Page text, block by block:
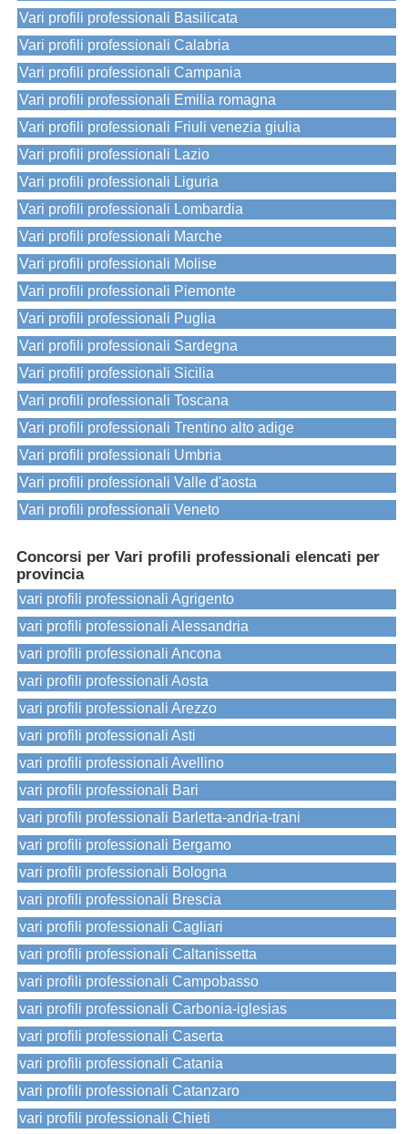
Vari profili professionali Basilicata
Vari profili professionali Calabria
Vari profili professionali Campania
Vari profili professionali Emilia romagna
Vari profili professionali Friuli venezia giulia
Vari profili professionali Lazio
Vari profili professionali Liguria
Vari profili professionali Lombardia
Vari profili professionali Marche
Vari profili professionali Molise
Vari profili professionali Piemonte
Vari profili professionali Puglia
Vari profili professionali Sardegna
Vari profili professionali Sicilia
Vari profili professionali Toscana
Vari profili professionali Trentino alto adige
Vari profili professionali Umbria
Vari profili professionali Valle d'aosta
Vari profili professionali Veneto
Concorsi per Vari profili professionali elencati per
provincia
vari profili professionali Agrigento
vari profili professionali Alessandria
vari profili professionali Ancona
vari profili professionali Aosta
vari profili professionali Arezzo
vari profili professionali Asti
vari profili professionali Avellino
vari profili professionali Bari
vari profili professionali Barletta-andria-trani
vari profili professionali Bergamo
vari profili professionali Bologna
vari profili professionali Brescia
vari profili professionali Cagliari
vari profili professionali Caltanissetta
vari profili professionali Campobasso
vari profili professionali Carbonia-iglesias
vari profili professionali Caserta
vari profili professionali Catania
vari profili professionali Catanzaro
vari profili professionali Chieti